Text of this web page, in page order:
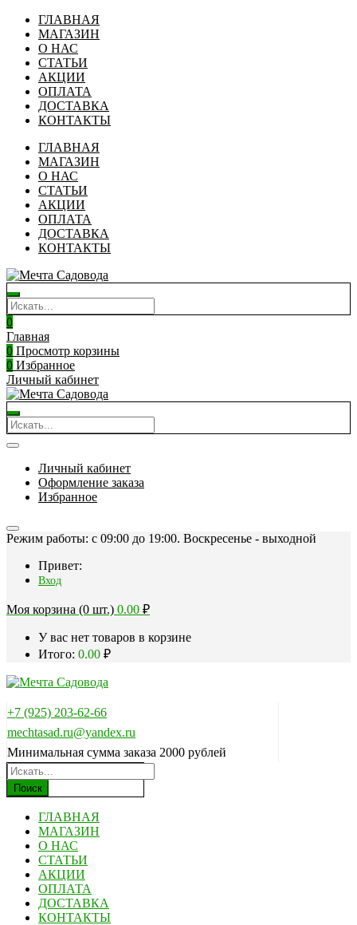
ГЛАВНАЯ
МАГАЗИН
О НАС
СТАТЬИ
АКЦИИ
ОПЛАТА
ДОСТАВКА
КОНТАКТЫ
ГЛАВНАЯ
МАГАЗИН
О НАС
СТАТЬИ
АКЦИИ
ОПЛАТА
ДОСТАВКА
КОНТАКТЫ
0
Главная
0 Просмотр корзины
0 Избранное
Личный кабинет
Личный кабинет
Оформление заказа
Избранное
Режим работы: c 09:00 до 19:00. Воскресенье - выходной
Привет:
Вход
Моя корзина (0 шт.) 0.00 ₽
У вас нет товаров в корзине
Итого: 0.00 ₽
+7 (925) 203-62-66
mechtasad.ru@yandex.ru
Минимальная сумма заказа 2000 рублей
Поиск
ГЛАВНАЯ
МАГАЗИН
О НАС
СТАТЬИ
АКЦИИ
ОПЛАТА
ДОСТАВКА
КОНТАКТЫ